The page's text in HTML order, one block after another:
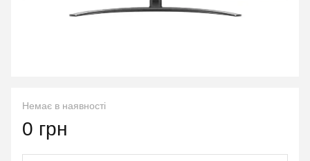
Немає в наявності
0 грн